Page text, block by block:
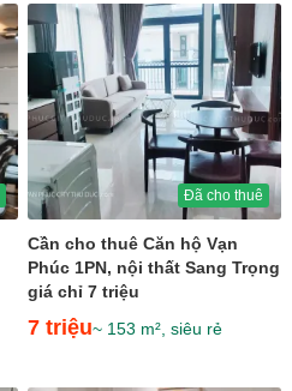
Đã cho thuê
Cần cho thuê Căn hộ Vạn
Phúc 1PN, nội thất Sang Trọng
giá chỉ 7 triệu
7 triệu~ 153 m², siêu rẻ